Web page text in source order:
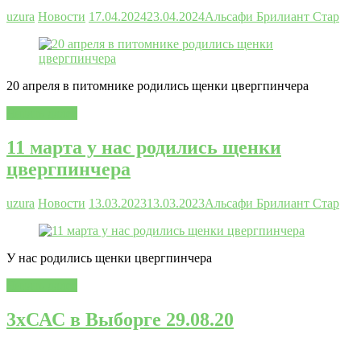
uzura Новости 17.04.202423.04.2024Альсафи Брилиант Стар
20 апреля в питомнике родились щенки цвергпинчера
11 марта у нас родились щенки
цвергпинчера
uzura Новости 13.03.202313.03.2023Альсафи Брилиант Стар
У нас родились щенки цвергпинчера
3хСАС в Выборге 29.08.20